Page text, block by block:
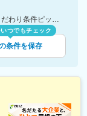
[職種]店舗・販売 [業種]その他金融-金融業界 [こだわり条件ピックアップ]年間休日120日以上 [詳細条件](休日・働き方)年間休日120日以上
つでもチェック
条件を保存